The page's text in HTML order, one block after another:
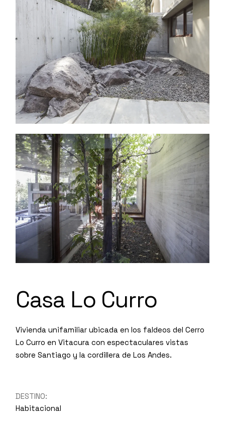
Casa Lo Curro
Vivienda unifamiliar ubicada en los faldeos del Cerro
Lo Curro en Vitacura con espectaculares vistas
sobre Santiago y la cordillera de Los Andes.
DESTINO:
Habitacional